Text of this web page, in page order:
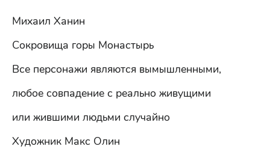
Михаил Ханин
Сокровища горы Монастырь
Все персонажи являются вымышленными,
любое совпадение с реально живущими
или жившими людьми случайно
Художник Макс Олин